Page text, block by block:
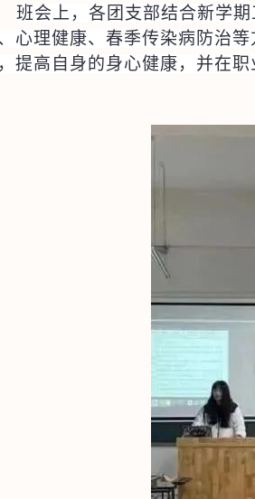
班会上，各团支部结合新学
心理健康、春季传染病防治
提高自身的身心健康，并在